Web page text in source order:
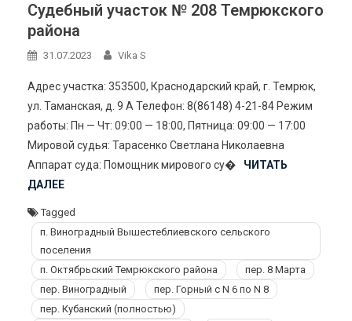
Судебный участок № 208 Темрюкского
района
31.07.2023 Vika S
Адрес участка: 353500, Краснодарский край, г. Темрюк,
ул. Таманская, д. 9 А Телефон: 8(86148) 4-21-84 Режим
работы: Пн — Чт: 09:00 — 18:00, Пятница: 09:00 — 17:00
Мировой судья: Тарасенко Светлана Николаевна
Аппарат суда: Помощник мирового су�
ЧИТАТЬ
ДАЛЕЕ
Tagged
п. Виноградный Вышестеблиевского сельского
поселения
п. Октябрьский Темрюкского района
пер. 8 Марта
пер. Виноградный
пер. Горный с N 6 по N 8
пер. Кубанский (полностью)